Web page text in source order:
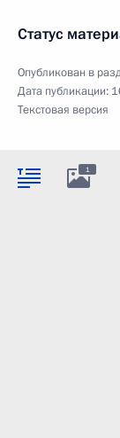
Статус
Опубликован в
Дата публикации:
Текстовая версия
1